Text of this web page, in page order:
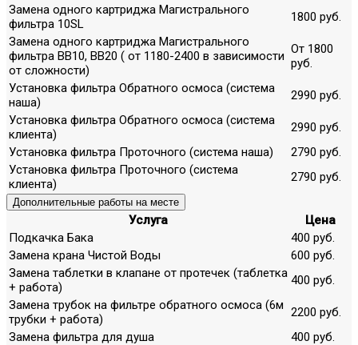
Замена одного картриджа Магистрального
фильтра 10SL
1800 руб.
Замена одного картриджа Магистрального
фильтра ВВ10, ВВ20 ( от 1180-2400 в зависимости
от сложности)
От 1800
руб.
Установка фильтра Обратного осмоса (система
наша)
2990 руб.
Установка фильтра Обратного осмоса (система
клиента)
2990 руб.
Установка фильтра Проточного (система наша)
2790 руб.
Установка фильтра Проточного (система
клиента)
2790 руб.
Дополнительные работы на месте
Услуга
Цена
Подкачка Бака
400 руб.
Замена крана Чистой Воды
600 руб.
Замена таблетки в клапане от протечек (таблетка
+ работа)
400 руб.
Замена трубок на фильтре обратного осмоса (6м
трубки + работа)
2200 руб.
Замена фильтра для душа
400 руб.